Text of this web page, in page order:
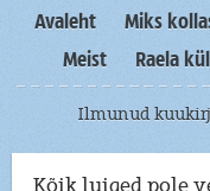
Avaleht Miks
Meist
Raela
Ilmunud
Kõik luiged pole